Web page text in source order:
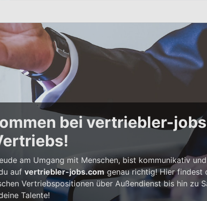
bei vertriebler-
am Umgang mit Menschen, bist kommunikativ
aufvertriebler-jobs.com genau richtig! Hier findest
Vertriebspositionen über Außendienst bis hin zu
Talente!